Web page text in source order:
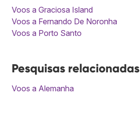
Voos a Graciosa Island
Voos a Fernando De Noronha
Voos a Porto Santo
Pesquisas relacionadas
Voos a Alemanha